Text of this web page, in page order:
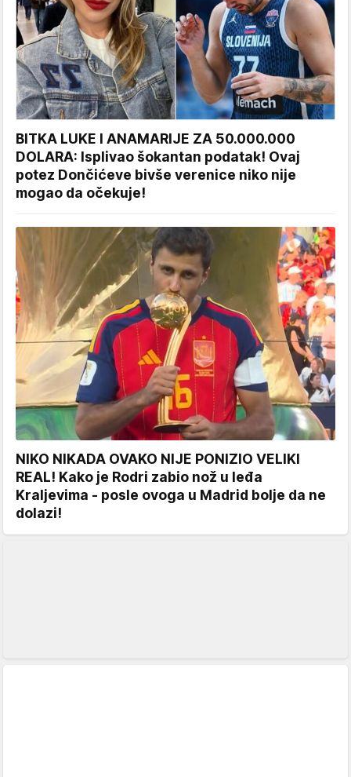
BITKA LUKE I ANAMARIJE ZA 50.000.000
DOLARA: Isplivao šokantan podatak! Ovaj
potez Dončićeve bivše verenice niko nije
mogao da očekuje!
NIKO NIKADA OVAKO NIJE PONIZIO VELIKI
REAL! Kako je Rodri zabio nož u leđa
Kraljevima - posle ovoga u Madrid bolje da ne
dolazi!